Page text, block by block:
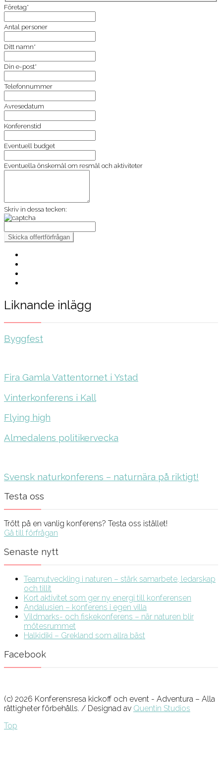
Företag*
Antal personer
Ditt namn*
Din e-post*
Telefonnummer
Avresedatum
Konferenstid
Eventuell budget
Eventuella önskemål om resmål och aktiviteter
Skriv in dessa tecken:
Liknande inlägg
Byggfest
Fira Gamla Vattentornet i Ystad
Vinterkonferens i Kall
Flying high
Almedalens politikervecka
Svensk naturkonferens – naturnära på riktigt!
Testa oss
Trött på en vanlig konferens? Testa oss istället!
Gå till förfrågan
Senaste nytt
Teamutveckling i naturen – stärk samarbete, ledarskap
och tillit
Kort aktivitet som ger ny energi till konferensen
Andalusien – konferens i egen villa
Vildmarks- och fiskekonferens – när naturen blir
mötesrummet
Halkidiki – Grekland som allra bäst
Facebook
(c) 2026 Konferensresa kickoff och event - Adventura – Alla
rättigheter förbehålls. / Designad av Quentin Studios
Top